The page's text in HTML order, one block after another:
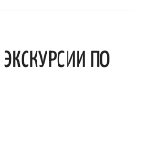
ЭКСКУРСИИ ПО